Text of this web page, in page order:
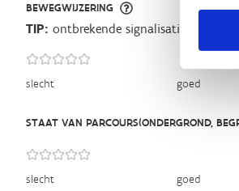
BEWEGWIJZERING
slecht goed
TIP: ontbrekende signalisatie kan je
STAAT VAN PARCOURS(ONDERGROND,
slecht goed